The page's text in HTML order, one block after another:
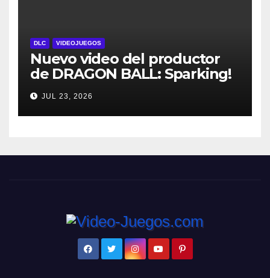
DLC VIDEOJUEGOS
Nuevo video del productor
de DRAGON BALL: Sparking!
ZERO detalla el Super Limit-
Breaking NEO DLC
JUL 23, 2026